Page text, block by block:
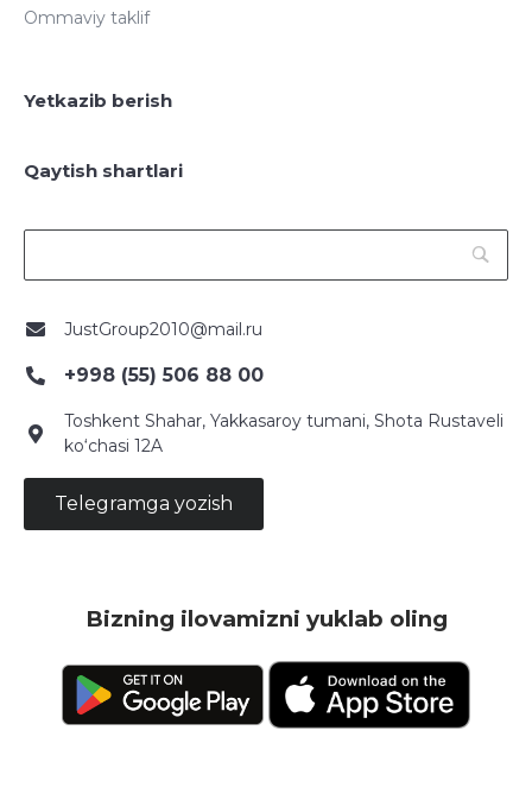
Ommaviy taklif
Yetkazib berish
Qaytish shartlari
JustGroup2010@mail.ru
+998 (55) 506 88 00
Toshkent Shahar, Yakkasaroy tumani, Shota Rustaveli
ko‘chasi 12A
Telegramga yozish
Bizning ilovamizni yuklab oling